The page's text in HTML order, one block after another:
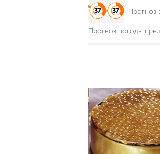
Прогноз
Прогноз погоды